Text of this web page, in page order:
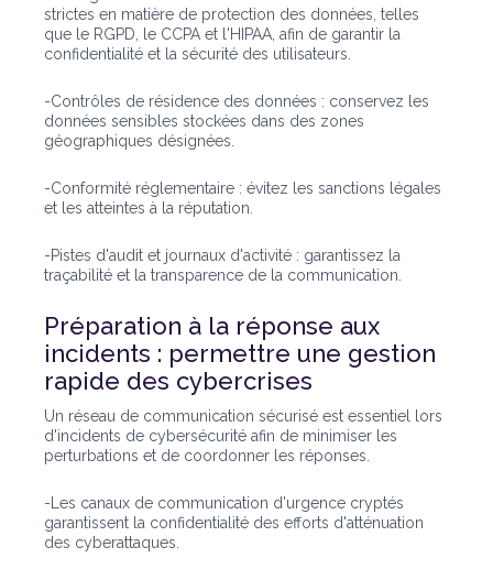
strictes en matière de protection des données, telles
que le RGPD, le CCPA et l'HIPAA, afin de garantir la
confidentialité et la sécurité des utilisateurs.
-Contrôles de résidence des données : conservez les
données sensibles stockées dans des zones
géographiques désignées.
-Conformité réglementaire : évitez les sanctions légales
et les atteintes à la réputation.
-Pistes d'audit et journaux d'activité : garantissez la
traçabilité et la transparence de la communication.
Préparation à la réponse aux
incidents : permettre une gestion
rapide des cybercrises
Un réseau de communication sécurisé est essentiel lors
d'incidents de cybersécurité afin de minimiser les
perturbations et de coordonner les réponses.
-Les canaux de communication d'urgence cryptés
garantissent la confidentialité des efforts d'atténuation
des cyberattaques.